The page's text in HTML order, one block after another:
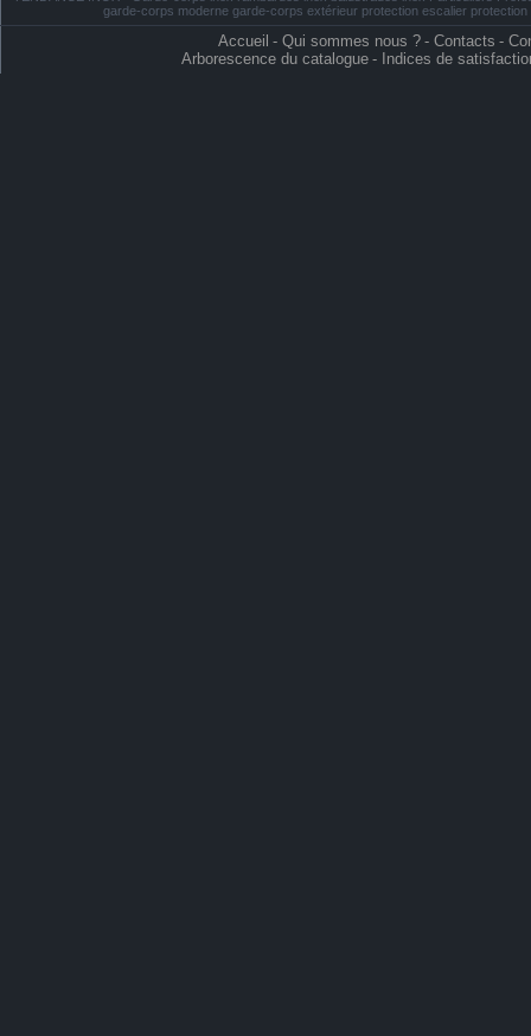
garde-corps moderne garde-corps extérieur protection escalier
Accueil - Qui sommes nous ? - Contacts -
Arborescence du catalogue - Indices de